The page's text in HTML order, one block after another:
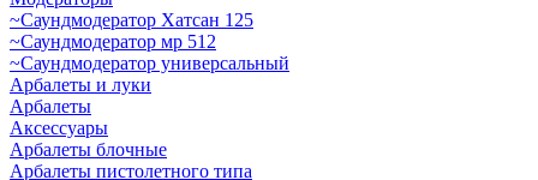
~Cаундмодератор Хатсан 125
~Саундмодератор мр 512
~Саундмодератор универсальный
Арбалеты и луки
Арбалеты
Аксессуары
Арбалеты блочные
Арбалеты пистолетного типа